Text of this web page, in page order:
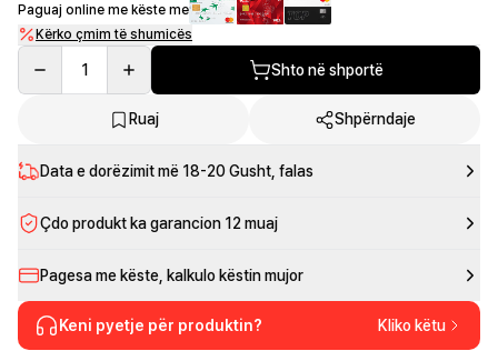
Paguaj online me këste me
Kërko çmim të shumicës
1 Shto në shportë
Ruaj Shpërndaje
Data e dorëzimit më 18-20 Gusht , falas
Çdo produkt ka garancion 12 muaj
Pagesa me këste, kalkulo këstin mujor
Keni pyetje për produktin? Kliko këtu